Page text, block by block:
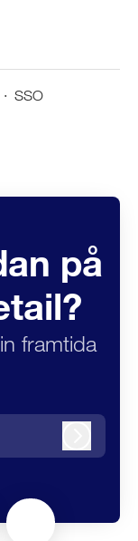
· SSO
på
framtida